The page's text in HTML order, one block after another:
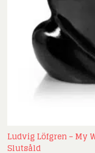
Ludvig Löfgren – My
Slutsåld